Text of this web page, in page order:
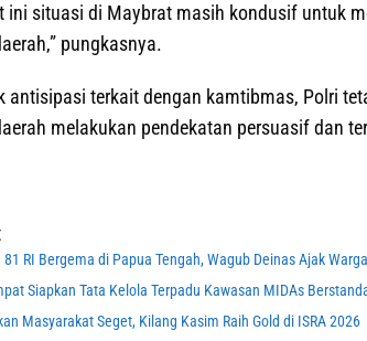
ini situasi di Maybrat masih kondusif untuk
pungkasnya.
antisipasi terkait dengan kamtibmas, Polri
melakukan pendekatan persuasif dan
81 RI Bergema di Papua Tengah, Wagub Deinas Ajak
Siapkan Tata Kelola Terpadu Kawasan MIDAs
Masyarakat Seget, Kilang Kasim Raih Gold di ISRA 2026